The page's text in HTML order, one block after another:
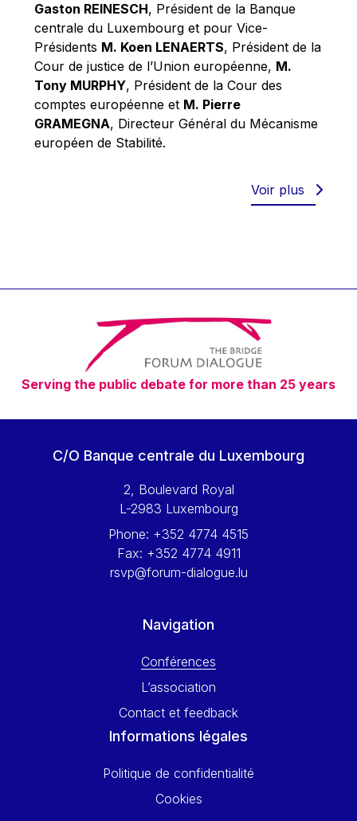
Patrizia Nanz
Philippe Maystadt
Pierre Gramegna
Richard Pelly
Robert Goebbels
Robert REYNDERS
Timothy Radcliffe
Vaclav Klaus
Vassilios Skouris
Vítor Manuel da Silva Caldeira
Viviane Reding
Walter Hagg
Wolfgang Ketterle
Yossi Beillin
Yves FRANCHET
Gaston REINESCH, Président de la Banque
centrale du Luxembourg et pour Vice-
Présidents M. Koen LENAERTS, Président de la
Cour de justice de l’Union européenne, M.
Tony MURPHY, Président de la Cour des
comptes européenne et M. Pierre
GRAMEGNA, Directeur Général du Mécanisme
européen de Stabilité.
Voir plus
Serving the public debate for more than 25 years
C/O Banque centrale du Luxembourg
2, Boulevard Royal
L-2983 Luxembourg
Phone: +352 4774 4515
Fax: +352 4774 4911
rsvp@forum-dialogue.lu
Navigation
Conférences
L’association
Contact et feedback
Informations légales
Politique de confidentialité
Cookies